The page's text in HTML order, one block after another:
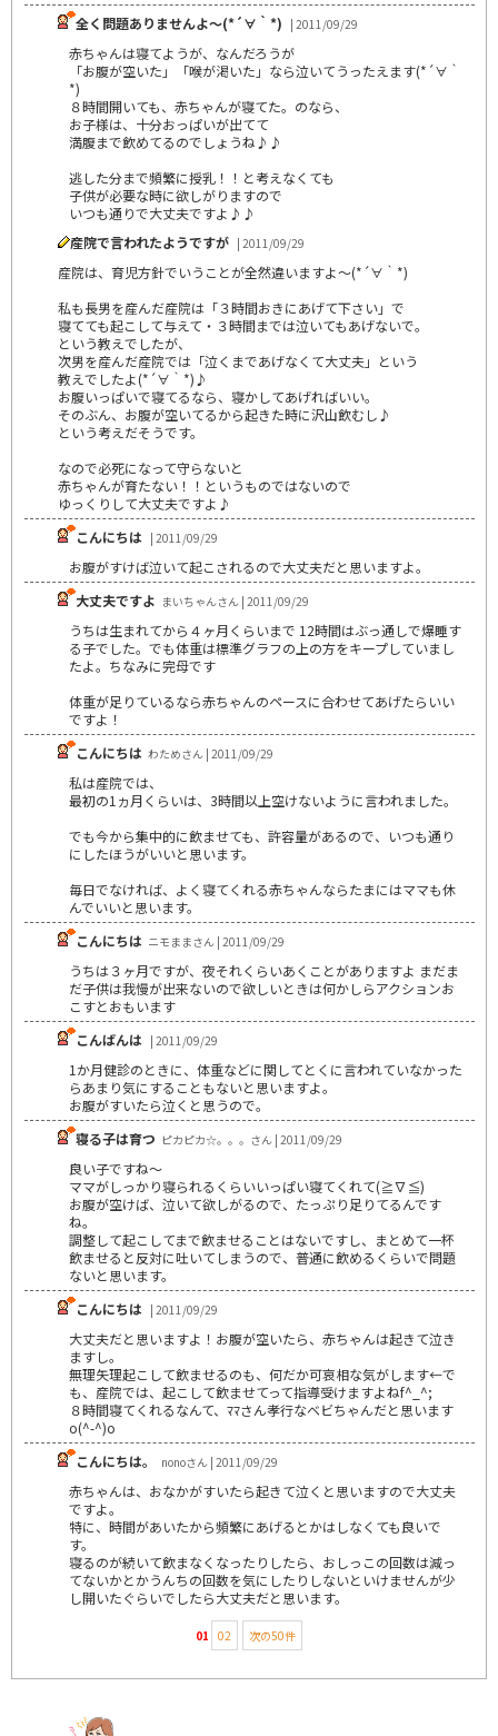
全く問題ありませんよ～(*´∀｀*) | 2011/09/29
赤ちゃんは寝てようが、なんだろうが
「お腹が空いた」「喉が渇いた」なら泣いてうったえます(*´∀｀
*)
８時間開いても、赤ちゃんが寝てた。のなら、
お子様は、十分おっぱいが出てて
満腹まで飲めてるのでしょうね♪♪
逃した分まで頻繁に授乳！！と考えなくても
子供が必要な時に欲しがりますので
いつも通りで大丈夫ですよ♪♪
産院で言われたようですが | 2011/09/29
産院は、育児方針でいうことが全然違いますよ～(*´∀｀*)
私も長男を産んだ産院は「３時間おきにあげて下さい」で
寝てても起こして与えて・３時間までは泣いてもあげないで。
という教えでしたが、
次男を産んだ産院では「泣くまであげなくて大丈夫」という
教えでしたよ(*´∀｀*)♪
お腹いっぱいで寝てるなら、寝かしてあげればいい。
そのぶん、お腹が空いてるから起きた時に沢山飲むし♪
という考えだそうです。
なので必死になって守らないと
赤ちゃんが育たない！！というものではないので
ゆっくりして大丈夫ですよ♪
こんにちは | 2011/09/29
お腹がすけば泣いて起こされるので大丈夫だと思いますよ。
大丈夫ですよ まいちゃんさん | 2011/09/29
うちは生まれてから４ヶ月くらいまで 12時間はぶっ通しで爆睡す
る子でした。でも体重は標準グラフの上の方をキープしていまし
たよ。ちなみに完母です
体重が足りているなら赤ちゃんのペースに合わせてあげたらいい
ですよ！
こんにちは わためさん | 2011/09/29
私は産院では、
最初の1ヵ月くらいは、3時間以上空けないように言われました。
でも今から集中的に飲ませても、許容量があるので、いつも通り
にしたほうがいいと思います。
毎日でなければ、よく寝てくれる赤ちゃんならたまにはママも休
んでいいと思います。
こんにちは ニモままさん | 2011/09/29
うちは３ヶ月ですが、夜それくらいあくことがありますよ まだま
だ子供は我慢が出来ないので欲しいときは何かしらアクションお
こすとおもいます
こんばんは | 2011/09/29
1か月健診のときに、体重などに関してとくに言われていなかった
らあまり気にすることもないと思いますよ。
お腹がすいたら泣くと思うので。
寝る子は育つ ピカピカ☆。。。さん | 2011/09/29
良い子ですね～
ママがしっかり寝られるくらいいっぱい寝てくれて(≧∇≦)
お腹が空けば、泣いて欲しがるので、たっぷり足りてるんです
ね。
調整して起こしてまで飲ませることはないですし、まとめて一杯
飲ませると反対に吐いてしまうので、普通に飲めるくらいで問題
ないと思います。
こんにちは | 2011/09/29
大丈夫だと思いますよ！お腹が空いたら、赤ちゃんは起きて泣き
ますし。
無理矢理起こして飲ませるのも、何だか可哀相な気がします←で
も、産院では、起こして飲ませてって指導受けますよねf^_^;
８時間寝てくれるなんて、ﾏﾏさん孝行なベビちゃんだと思います
o(^-^)o
こんにちは。
nonoさん | 2011/09/29
赤ちゃんは、おなかがすいたら起きて泣くと思いますので大丈夫
ですよ。
特に、時間があいたから頻繁にあげるとかはしなくても良いで
す。
寝るのが続いて飲まなくなったりしたら、おしっこの回数は減っ
てないかとかうんちの回数を気にしたりしないといけませんが少
し開いたぐらいでしたら大丈夫だと思います。
01 02 次の50件